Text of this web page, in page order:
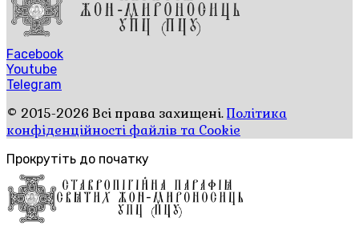
Facebook
Youtube
Telegram
© 2015-2026 Всі права захищені.Політика
конфіденційності файлів та Cookie
Прокрутіть до початку